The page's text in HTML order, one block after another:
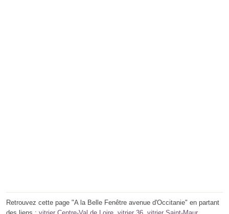
Retrouvez cette page "A la Belle Fenêtre avenue d'Occitanie" en partant